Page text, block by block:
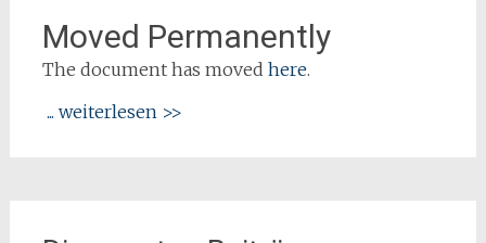
Moved Permanently
The document has moved here.
... weiterlesen >>